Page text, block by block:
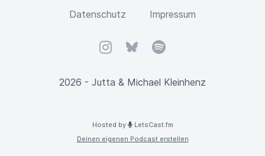
Datenschutz Impressum
InstagramBlueskySpotify
2026 - Jutta & Michael Kleinhenz
Hosted by
LetsCast.fm
Deinen eigenen Podcast erstellen